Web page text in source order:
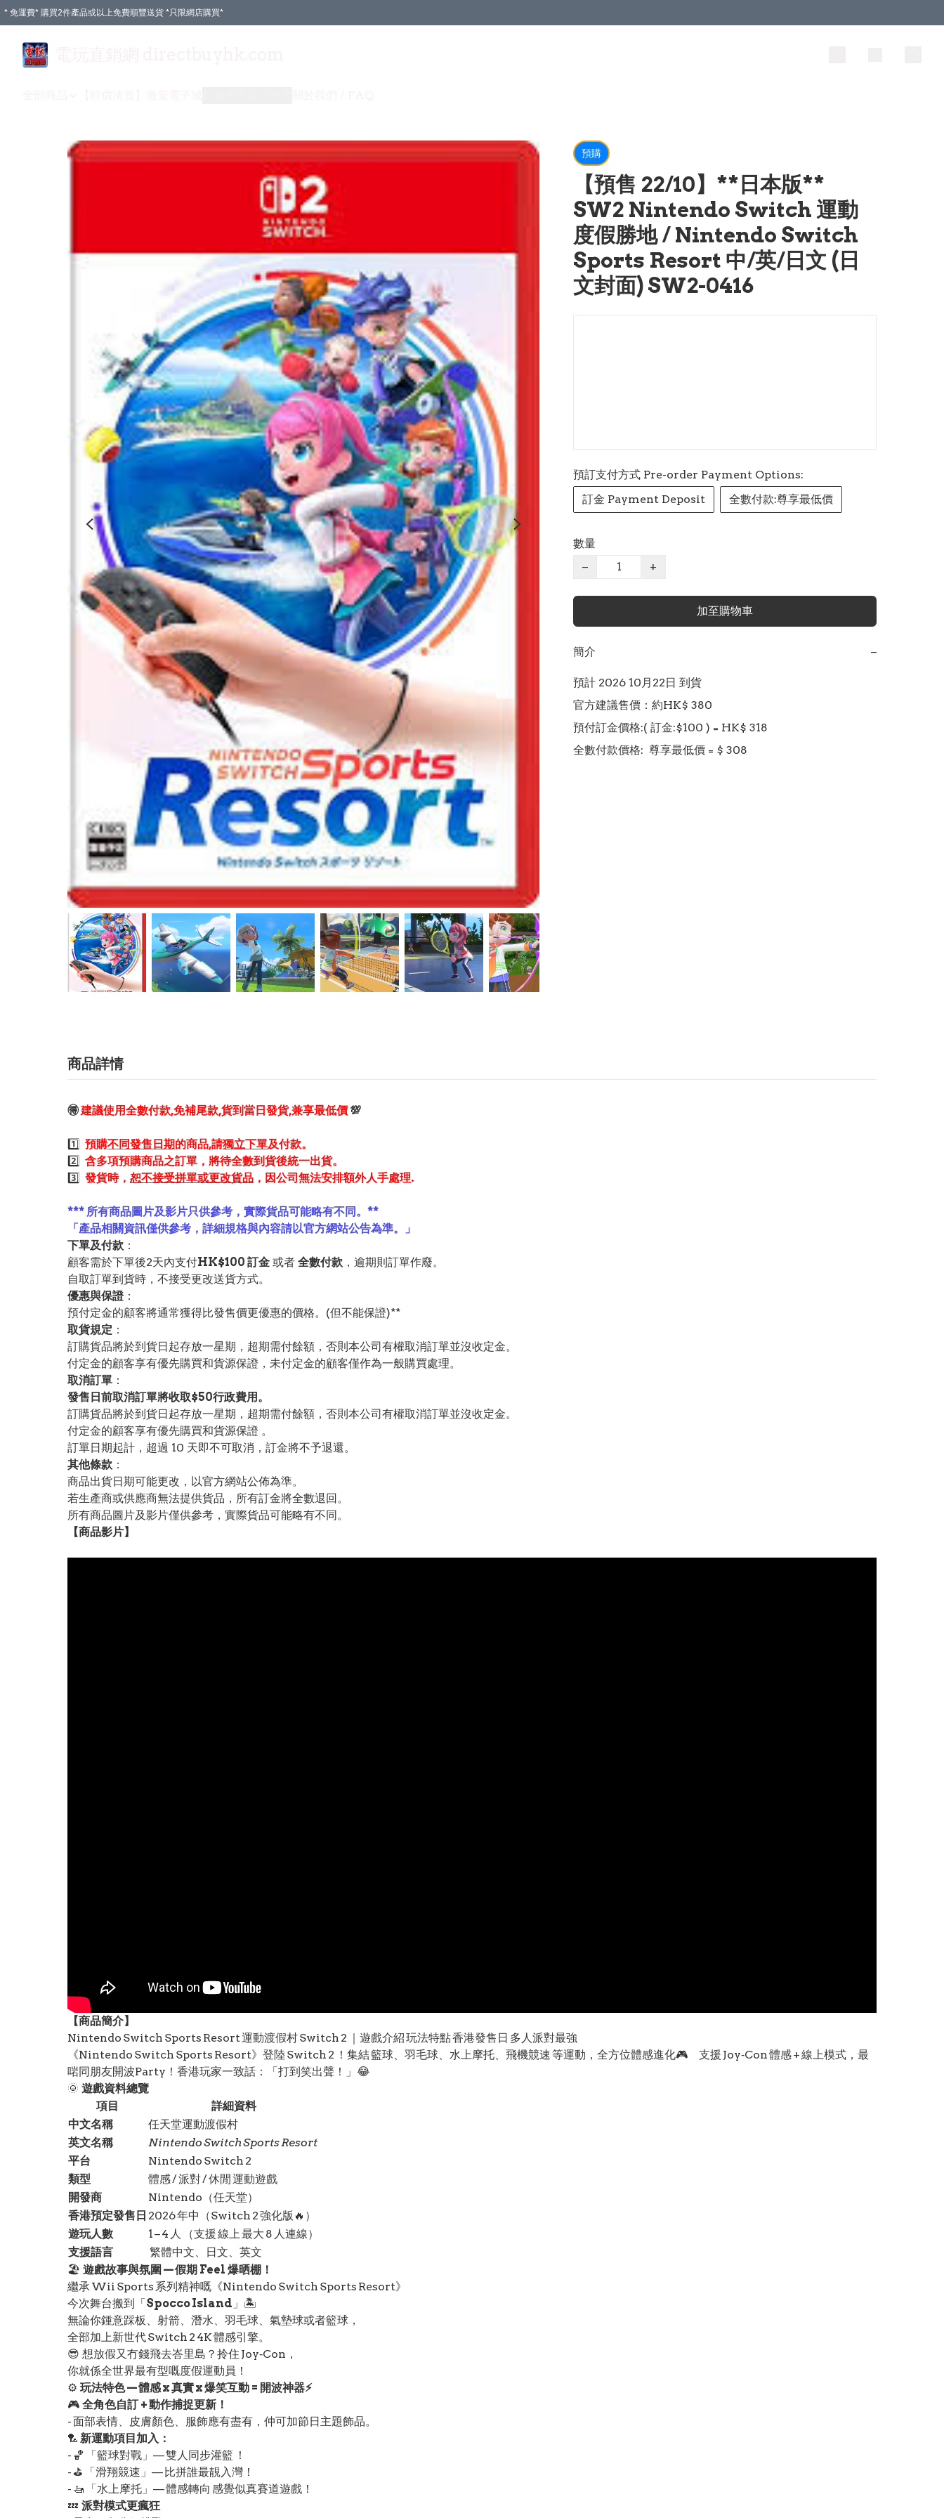
* 免運費* 購買2件產品或以上免費順豐送貨 *只限網店購買*
預購
【預售 22/10】**日本版**
SW2 Nintendo Switch 運動
度假勝地 / Nintendo Switch
Sports Resort 中/英/日文 (日
文封面) SW2-0416
預訂支付方式 Pre-order Payment Options:
訂金 Payment Deposit
全數付款:尊享最低價
數量
−
+
加至購物車
簡介 −
預計 2026 10月22日 到貨
官方建議售價：約HK$ 380
預付訂金價格:( 訂金:$100 ) = HK$ 318
全數付款價格:  尊享最低價 = $ 308
商品詳情
🉐建議使用全數付款,免補尾款,貨到當日發貨,兼享最低價 💯
1️⃣ 預購不同發售日期的商品,請獨立下單及付款。
2️⃣ 含多項預購商品之訂單，將待全數到貨後統一出貨。
3️⃣ 發貨時， 恕不接受拼單或更改貨品 ，因公司無法安排額外人手處理.
*** 所有商品圖片及影片只供參考，實際貨品可能略有不同。**
「產品相關資訊僅供參考，詳細規格與內容請以官方網站公告為準。」
下單及付款 ：
顧客需於下單後2天內支付HK$100 訂金 或者 全數付款 ，逾期則訂單作廢。
自取訂單到貨時，不接受更改送貨方式。
優惠與保證：
預付定金的顧客將通常獲得比發售價更優惠的價格。(但不能保證)**
取貨規定 ：
訂購貨品將於到貨日起存放一星期，超期需付餘額，否則本公司有權取消訂單並沒收定金。
付定金的顧客享有優先購買和貨源保證，未付定金的顧客僅作為一般購買處理。
取消訂單 ：
發售日前取消訂單將收取$50行政費用。
訂購貨品將於到貨日起存放一星期，超期需付餘額，否則本公司有權取消訂單並沒收定金。
付定金的顧客享有優先購買和貨源保證 。
訂單日期起計，超過 10 天即不可取消，訂金將不予退還。
其他條款 ：
商品出貨日期可能更改，以官方網站公佈為準。
若生產商或供應商無法提供貨品，所有訂金將全數退回。
所有商品圖片及影片僅供參考，實際貨品可能略有不同。
【商品影片】
【商品簡介】
Nintendo Switch Sports Resort 運動渡假村 Switch 2 ｜遊戲介紹 玩法特點 香港發售日 多人派對最強
《Nintendo Switch Sports Resort》登陸 Switch 2 ！集結 籃球、羽毛球、水上摩托、飛機競速 等運動，全方位體感進化🎮 支援 Joy‑Con 體感 + 線上模式，最
啱同朋友開波Party！香港玩家一致話：「打到笑出聲！」😂
🌞 遊戲資料總覽
項目
詳細資料
中文名稱
任天堂運動渡假村
英文名稱
Nintendo Switch Sports Resort
平台
Nintendo Switch 2
類型
體感 / 派對 / 休閒 運動遊戲
開發商
Nintendo（任天堂）
香港預定發售日 2026 年中（Switch 2 強化版🔥）
遊玩人數
1 – 4 人 （支援 線上 最大 8 人連線）
支援語言
繁體中文、日文、英文
🏖️ 遊戲故事與氛圍 — 假期 Feel 爆晒棚！
繼承 Wii Sports 系列精神嘅《Nintendo Switch Sports Resort》
今次舞台搬到「Spocco Island 」🏝️
無論你鍾意踩板、射箭、潛水、羽毛球、氣墊球或者籃球，
全部加上新世代 Switch 2 4K 體感引擎。
😎 想放假又冇錢飛去峇里島？拎住 Joy‑Con，
你就係全世界最有型嘅度假運動員！
⚙️ 玩法特色 — 體感 x 真實 x 爆笑互動 = 開波神器⚡
🎮 全角色自訂 + 動作捕捉更新！
- 面部表情、皮膚顏色、服飾應有盡有，仲可加節日主題飾品。
🏸 新運動項目加入：
- 🏀 「籃球對戰」— 雙人同步灌籃 ！
- ⛳ 「滑翔競速」— 比拼誰最靚入灣！
- 🚤 「水上摩托」— 體感轉向 感覺似真賽道遊戲！
💤 派對模式更瘋狂